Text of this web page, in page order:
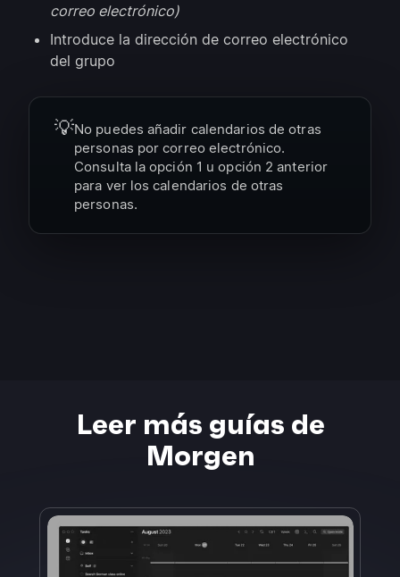
correo electrónico)
Introduce la dirección de correo electrónico
del grupo
💡No puedes añadir calendarios de otras
personas por correo electrónico.
Consulta la opción 1 u opción 2 anterior
para ver los calendarios de otras
personas.
Leer más guías de
Morgen